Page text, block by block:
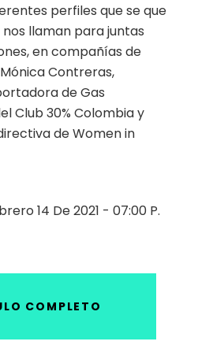
perfiles que se que
llaman para juntas
en compañías de
Contreras,
de Gas
Club 30% Colombia y
de Women in
14 De 2021 - 07:00 P.
COMPLETO